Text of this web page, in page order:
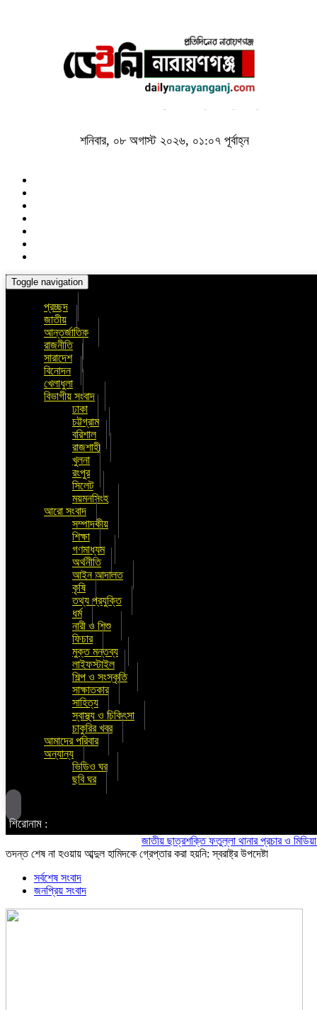
শনিবার, ০৮ অগাস্ট ২০২৬, ০১:০৭ পূর্বাহ্ন
Toggle navigation
প্রচ্ছদ
জাতীয়
আন্তর্জাতিক
রাজনীতি
সারাদেশ
বিনোদন
খেলাধুলা
বিভাগীয় সংবাদ
ঢাকা
চট্টগ্রাম
বরিশাল
রাজশাহী
খুলনা
রংপুর
সিলেট
ময়মনসিংহ
আরো সংবাদ
সম্পাদকীয়
শিক্ষা
গণমাধ্যম
অর্থনীতি
আইন আদালত
কৃষি
তথ্য প্রযুক্তি
ধর্ম
নারী ও শিশু
ফিচার
মুক্ত মন্তব্য
লাইফস্টাইল
শিল্প ও সংস্কৃতি
সাক্ষাতকার
সাহিত্য
স্বাস্থ্য ও চিকিৎসা
চাকুরির খবর
আমাদের পরিবার
অন্যান্য
ভিডিও ঘর
ছবি ঘর
শিরোনাম :
জাতীয় ছাত্রশক্তি ফতুল্লা থানার প্রচার ও মিডিয়া
তদন্ত শেষ না হওয়ায় আব্দুল হামিদকে গ্রেপ্তার করা হয়নি: স্বরাষ্ট্র উপদেষ্টা
সর্বশেষ সংবাদ
জনপ্রিয় সংবাদ